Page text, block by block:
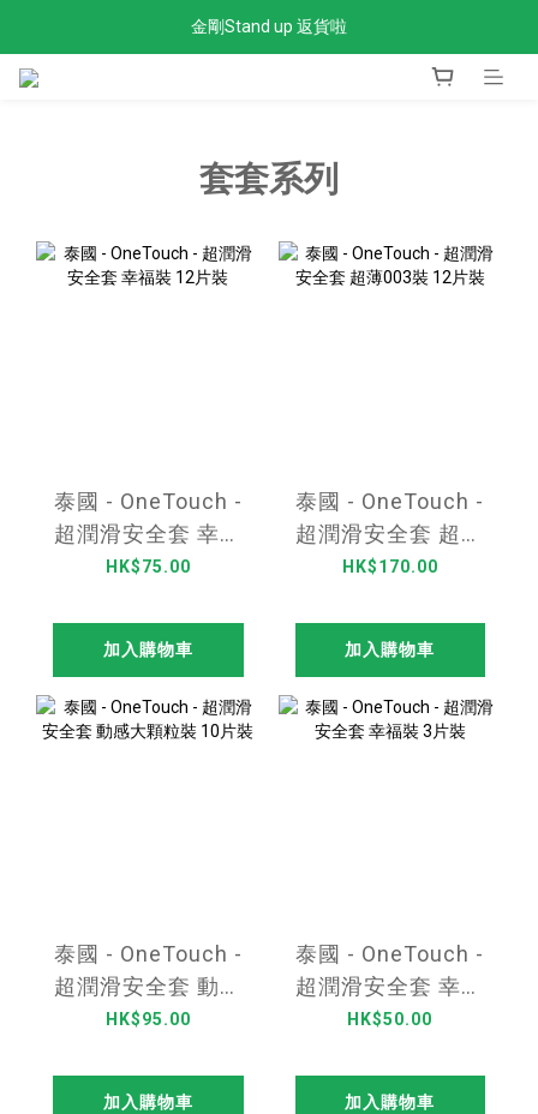
全單滿$300免運費
金剛Stand up 返貨啦
套套系列
泰國 - OneTouch -
超潤滑安全套 幸福
裝 12片裝
HK$75.00
加入購物車
泰國 - OneTouch -
超潤滑安全套 超薄
003裝 12片裝
HK$170.00
加入購物車
泰國 - OneTouch -
超潤滑安全套 動感
大顆粒裝 10片裝
HK$95.00
加入購物車
泰國 - OneTouch -
超潤滑安全套 幸福
裝 3片裝
HK$50.00
加入購物車